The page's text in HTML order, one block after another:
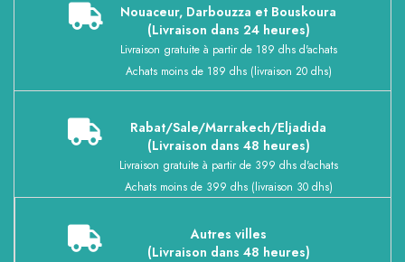
Nouaceur, Darbouzza et Bouskoura
(Livraison dans 24 heures)
Livraison gratuite à partir de 189 dhs d'achats
Achats moins de 189 dhs (livraison 20 dhs)
Rabat/Sale/Marrakech/Eljadida
(Livraison dans 48 heures)
Livraison gratuite à partir de 399 dhs d'achats
Achats moins de 399 dhs (livraison 30 dhs)
Autres villes
(Livraison dans 48 heures)